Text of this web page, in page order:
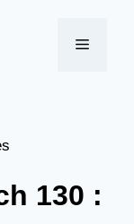
Menu
130 :